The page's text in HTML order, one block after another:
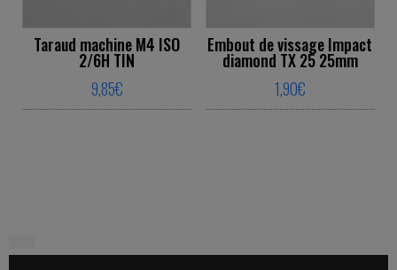
Taraud machine M4 ISO
2/6H TIN
9,85€
Embout de vissage Impact
diamond TX 25 25mm
1,90€